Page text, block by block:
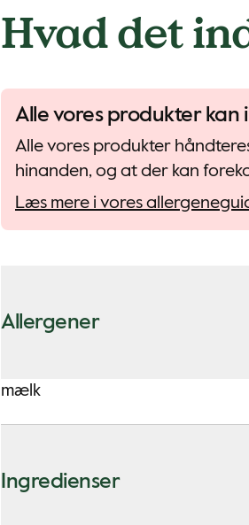
Hvad det
Alle vores produkter kan
Alle vores produkter
hinanden, og at der kan
Læs mere i vores
Allergener
mælk
Ingredienser